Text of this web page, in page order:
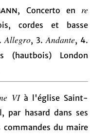
, Concerto en re
cordes et basse
Allegro, 3.Andante, 4.
(hautbois) London
VIà l'église Saint-
par hasard dans ses
commandes du maire